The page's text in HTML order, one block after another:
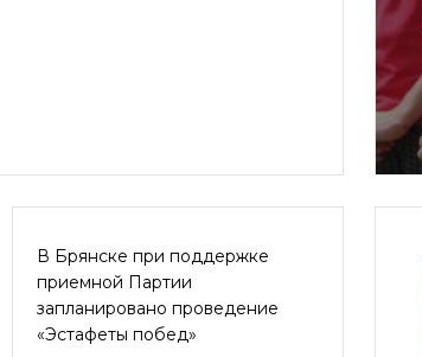
В Брянске при поддержке
приемной Партии
запланировано проведение
«Эстафеты побед»